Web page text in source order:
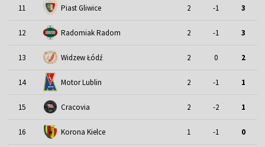
11 Piast Gliwice 2 -1 3
12 Radomiak Radom 2 -1 3
13 Widzew Łódź 2 0 2
14 Motor Lublin 2 -1 1
15 Cracovia 2 -2 1
16 Korona Kielce 1 -1 0